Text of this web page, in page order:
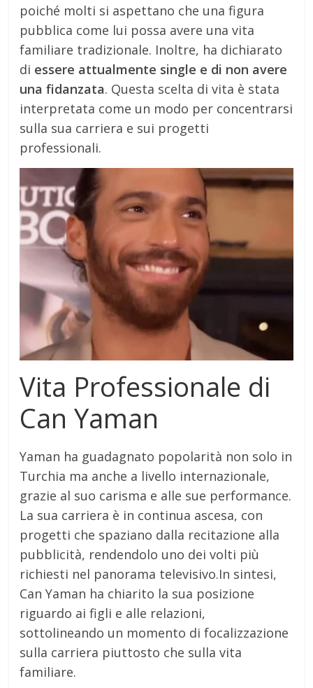
poiché molti si aspettano che una figura
pubblica come lui possa avere una vita
familiare tradizionale. Inoltre, ha dichiarato
di essere attualmente single e di non avere
una fidanzata. Questa scelta di vita è stata
interpretata come un modo per concentrarsi
sulla sua carriera e sui progetti
professionali.
Vita Professionale di
Can Yaman
Yaman ha guadagnato popolarità non solo in
Turchia ma anche a livello internazionale,
grazie al suo carisma e alle sue performance.
La sua carriera è in continua ascesa, con
progetti che spaziano dalla recitazione alla
pubblicità, rendendolo uno dei volti più
richiesti nel panorama televisivo.In sintesi,
Can Yaman ha chiarito la sua posizione
riguardo ai figli e alle relazioni,
sottolineando un momento di focalizzazione
sulla carriera piuttosto che sulla vita
familiare.